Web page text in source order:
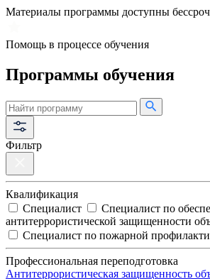
Материалы программы доступны
Помощь в процессе обучения
Программы обучения
Фильтр
Квалификация
Специалист
Специалист по
антитеррористической защищенности
Специалист по пожарной
Профессиональная переподготовка
Антитеррористическая защищенность